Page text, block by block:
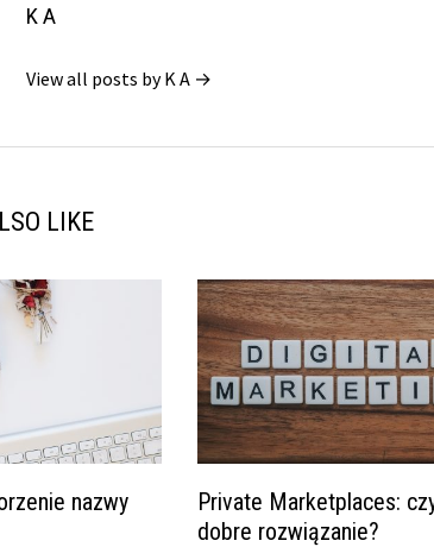
K A
View all posts by K A →
LIKE
nazwy
Private Marketplaces:
dobre rozwiązanie?